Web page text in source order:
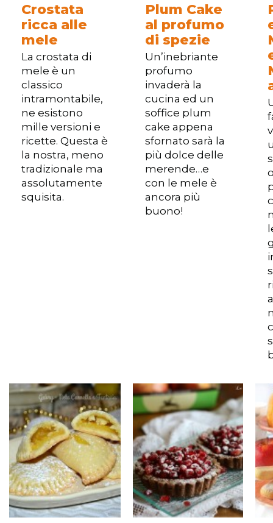
Crostata
ricca alle
mele
La crostata di
mele è un
classico
intramontabile,
ne esistono
mille versioni e
ricette. Questa è
la nostra, meno
tradizionale ma
assolutamente
squisita.
Plum Cake
al profumo
di spezie
Un’inebriante
profumo
invaderà la
cucina ed un
soffice plum
cake appena
sfornato sarà la
più dolce delle
merende…e
con le mele è
ancora più
buono!